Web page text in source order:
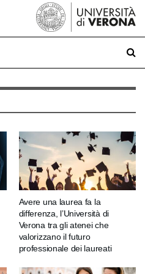
Avere una laurea fa la
differenza, l’Università di
Verona tra gli atenei che
valorizzano il futuro
professionale dei laureati